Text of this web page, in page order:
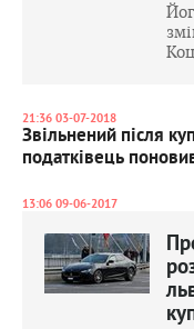
21:36 03-07-2018
Звільнений після
податківець
13:06 09-06-2017